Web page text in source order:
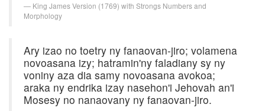
King James Version (1769) with Strongs Numbers and
Morphology
Ary izao no toetry ny fanaovan-jiro; volamena
novoasana izy; hatramin'ny faladiany sy ny
voniny aza dia samy novoasana avokoa;
araka ny endrika izay nasehon'i Jehovah an'i
Mosesy no nanaovany ny fanaovan-jiro.